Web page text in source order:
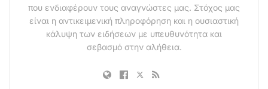
που ενδιαφέρουν τους αναγνώστες μας. Στόχος μας
είναι η αντικειμενική πληροφόρηση και η ουσιαστική
κάλυψη των ειδήσεων με υπευθυνότητα και
σεβασμό στην αλήθεια.